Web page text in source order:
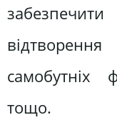
самобутніх
тощо.